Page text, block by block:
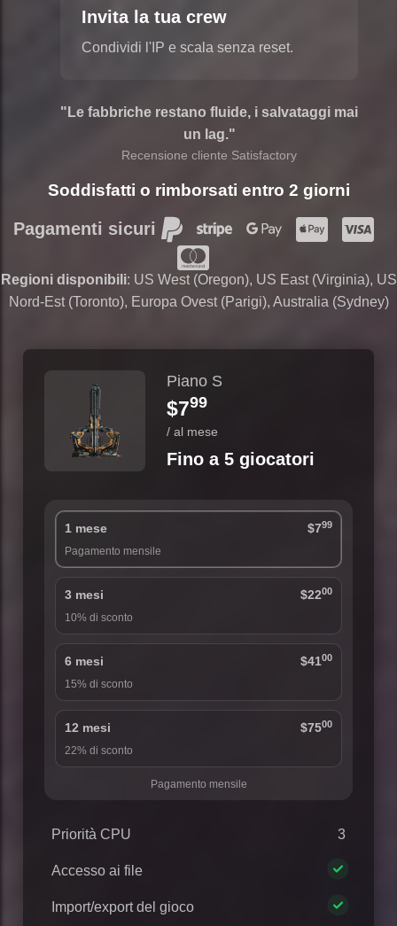
Invita la tua crew
Condividi l'IP e scala senza reset.
"Le fabbriche restano fluide, i salvataggi mai
un lag."
Recensione cliente Satisfactory
Soddisfatti o rimborsati entro 2 giorni
Pagamenti sicuri
Regioni disponibili: US West (Oregon), US East (Virginia), US
Nord-Est (Toronto), Europa Ovest (Parigi), Australia (Sydney)
Piano S
$799
/ al mese
Fino a 5 giocatori
1 mese $799
Pagamento mensile
3 mesi $2200
10% di sconto
6 mesi $4100
15% di sconto
12 mesi $7500
22% di sconto
Pagamento mensile
Priorità CPU 3
Accesso ai file
Import/export del gioco